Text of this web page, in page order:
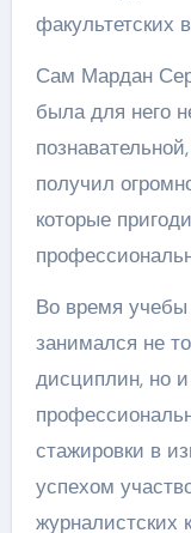
факультетских
Сам Мардан
была для него
получил
которые
Во время
занимался не
дисциплин, но
стажировки в
успехом
журналистских